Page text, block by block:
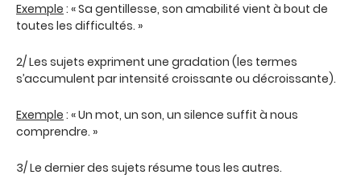
Exemple : « Sa gentillesse, son amabilité vient à bout de
toutes les difficultés. »
2/ Les sujets expriment une gradation (les termes
s’accumulent par intensité croissante ou décroissante).
Exemple : « Un mot, un son, un silence suffit à nous
comprendre. »
3/ Le dernier des sujets résume tous les autres.